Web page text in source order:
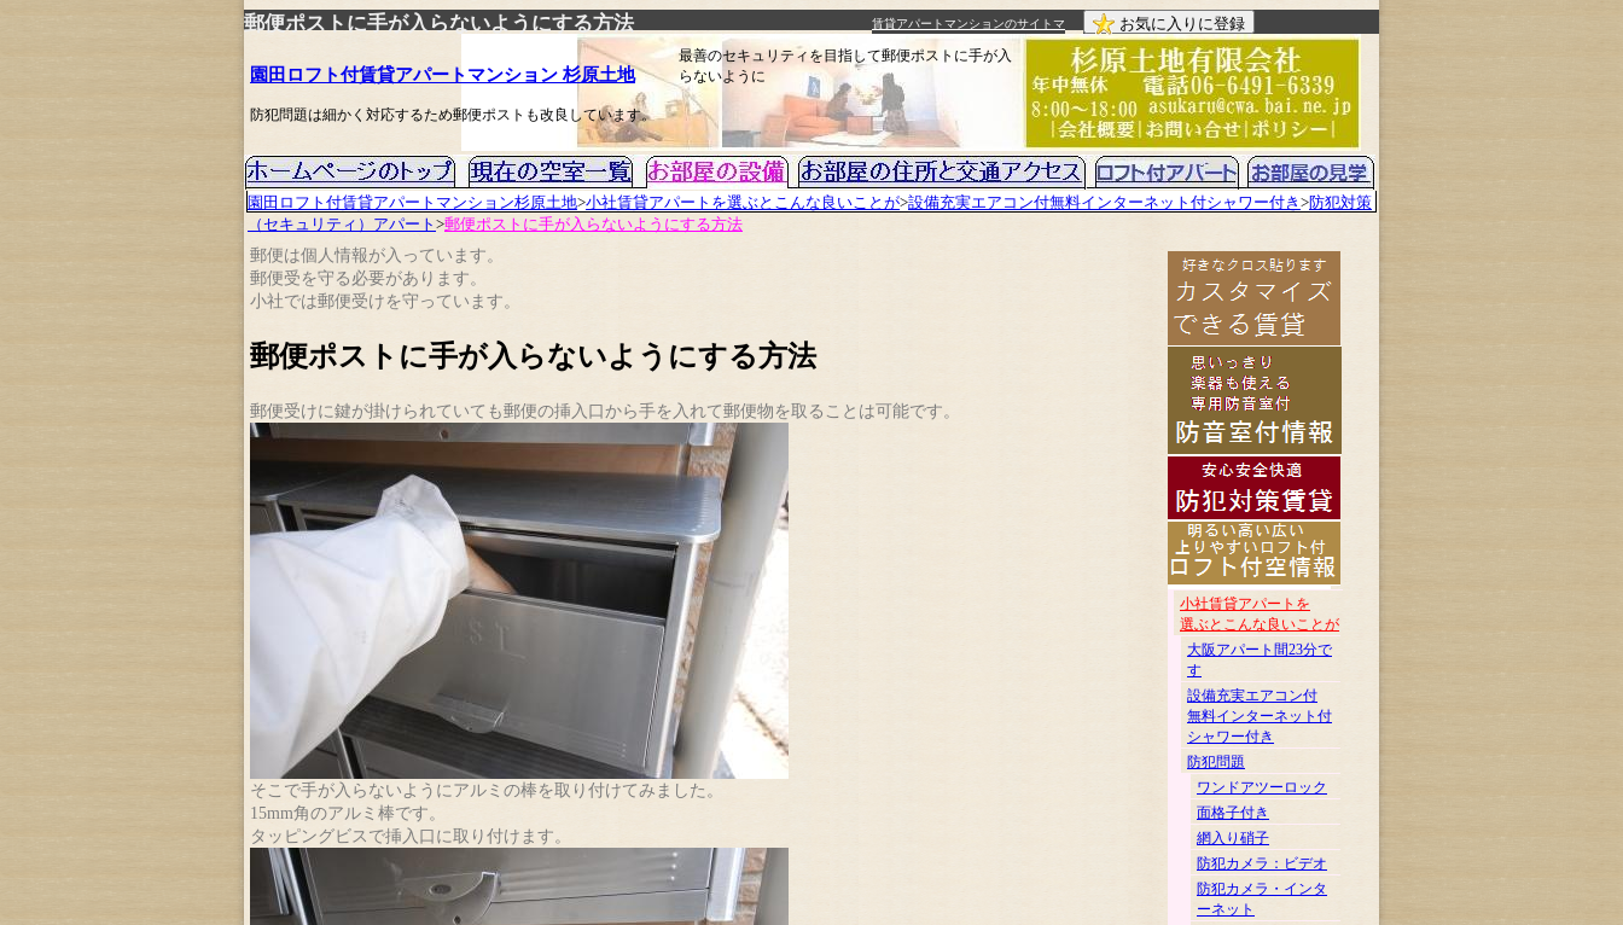
郵便ポストに手が入らないようにする方法
園田ロフト付賃貸アパートマンション 杉原土地
防犯問題は細かく対応するため郵便ポストも改良しています。
最善のセキュリティを目指して郵便ポストに手が入
らないように
郵便は個人情報が入っています。
郵便受を守る必要があります。
小社では郵便受けを守っています。
郵便ポストに手が入らないようにする方法
郵便受けに鍵が掛けられていても郵便の挿入口から手を入れて郵便物を取ることは可能です。
そこで手が入らないようにアルミの棒を取り付けてみました。
15mm角のアルミ棒です。
タッピングビスで挿入口に取り付けます。
小社賃貸アパートを
選ぶとこんな良いことが
大阪アパート間23分で
す
設備充実エアコン付
無料インターネット付
シャワー付き
防犯問題
ワンドアツーロック
面格子付き
網入り硝子
防犯カメラ：ビデオ
防犯カメラ・インタ
ーネット
園田ロフト付賃貸アパートマンション杉原土地>小社賃貸アパートを選ぶとこんな良いことが>設備充実エアコン付無料インターネット付シャワー付き >防犯対策
（セキュリティ）アパート >郵便ポストに手が入らないようにする方法
賃貸アパートマンションのサイトマ
お気に入りに登録